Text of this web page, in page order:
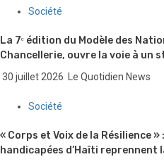
Société
La 7ᵉ édition du Modèle des
Chancellerie, ouvre la voie à un
30 juillet 2026 Le Quotidien News
Société
« Corps et Voix de la Résilience
handicapées d’Haïti reprennent